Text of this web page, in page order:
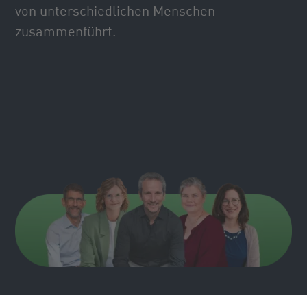
von unterschiedlichen Menschen
zusammenführt.